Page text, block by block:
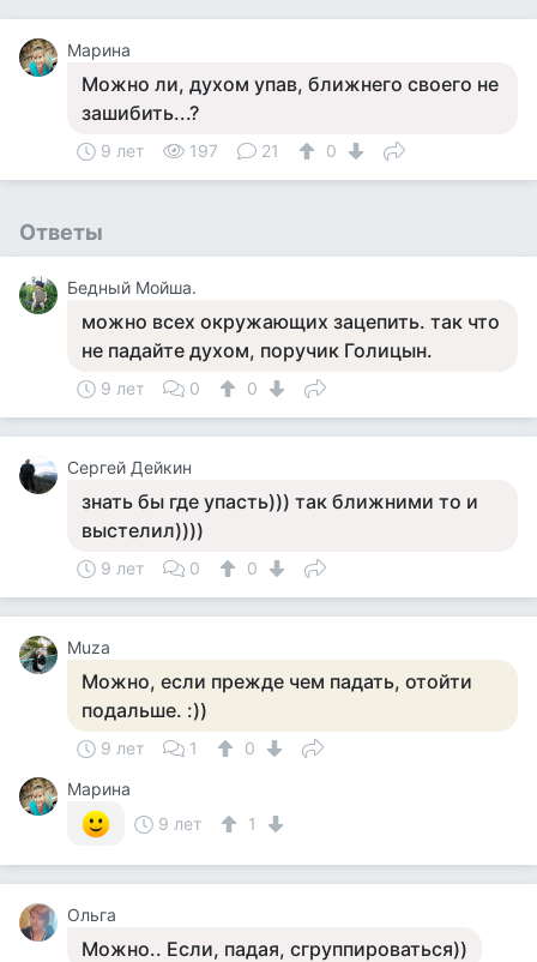
Марина
Можно ли, духом упав, ближнего своего не
зашибить...?
9 лет 197 21 0
Ответы
Бедный Мойша.
можно всех окружающих зацепить. так что
не падайте духом, поручик Голицын.
9 лет 0 0
Сергей Дейкин
знать бы где упасть))) так ближними то и
выстелил))))
9 лет 0 0
Muza
Можно, если прежде чем падать, отойти
подальше. :))
9 лет 1
0
Марина
9 лет
1
Ольга
Можно.. Если, падая, сгруппироваться))